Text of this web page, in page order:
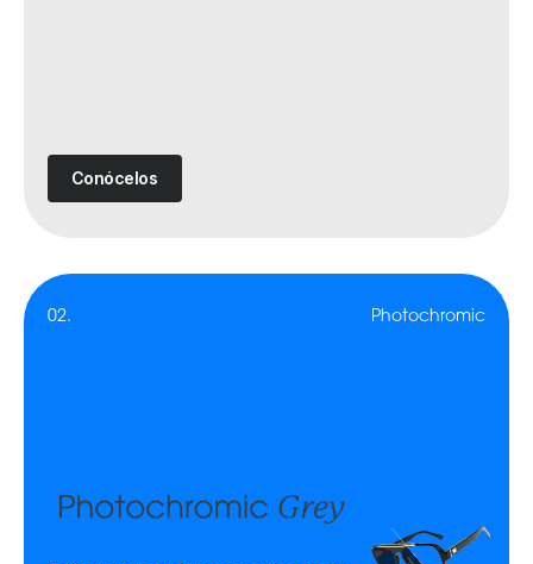
Conócelos
02. Photochromic